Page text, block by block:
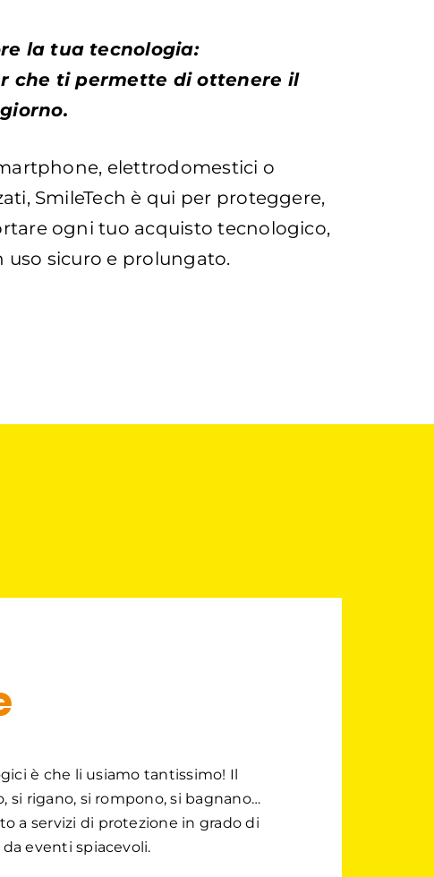
la tua tecnologia:
che ti permette di ottenere il
elettrodomestici o
SmileTech è qui per proteggere,
ogni tuo acquisto tecnologico,
uso sicuro e prolungato.
è che li usiamo tantissimo! Il
si rigano, si rompono, si bagnano…
a servizi di protezione in grado di
eventi spiacevoli.